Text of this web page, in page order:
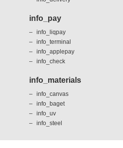
info_pay
info_liqpay
info_terminal
info_applepay
info_check
info_materials
info_canvas
info_baget
info_uv
info_steel